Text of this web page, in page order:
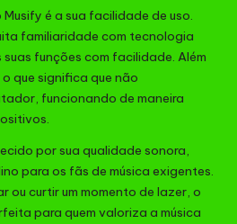
é a sua facilidade de uso.
familiaridade com tecnologia
funções com facilidade. Além
que significa que não
funcionando de maneira
por sua qualidade sonora,
para os fãs de música exigentes.
ou curtir um momento de lazer, o
para quem valoriza a música